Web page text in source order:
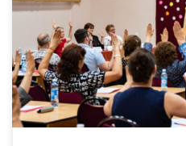
2-3 июля 2019г. в Волгограде на базе
инвалидов прошла Межрегиональная
ухода за пожилыми и больными людьми